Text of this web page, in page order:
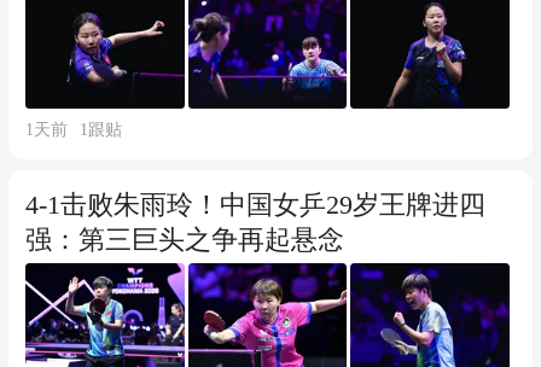
1天前 1跟贴
4-1击败朱雨玲！中国女乒29岁王牌进四
强：第三巨头之争再起悬念